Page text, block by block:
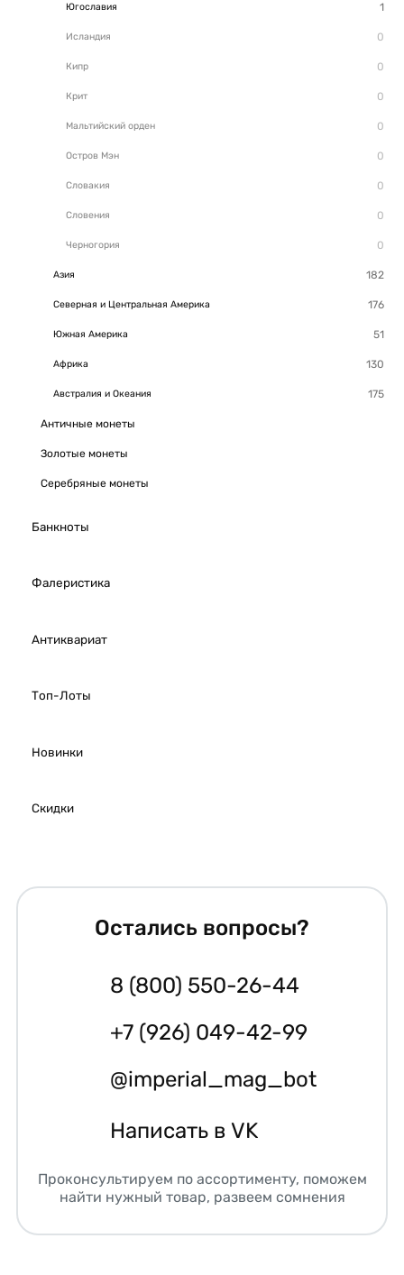
Югославия
Исландия
Кипр
Крит
Мальтийский орден
Остров Мэн
Словакия
Словения
Черногория
Азия
Северная и Центральная Америка
Южная Америка
Африка
Австралия и Океания
Античные монеты
Золотые монеты
Серебряные монеты
Банкноты
Фалеристика
Антиквариат
Топ-Лоты
Новинки
Скидки
Остались вопросы?
8 (800) 550-26-44
+7 (926) 049-42-99
@imperial_mag_bot
Написать в VK
Проконсультируем по ассортименту, поможем
найти нужный товар, развеем сомнения